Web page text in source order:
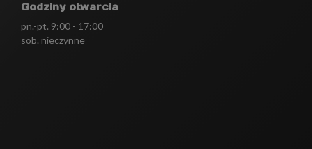
Godziny otwarcia
pn.-pt. 9:00 - 17:00
sob. nieczynne